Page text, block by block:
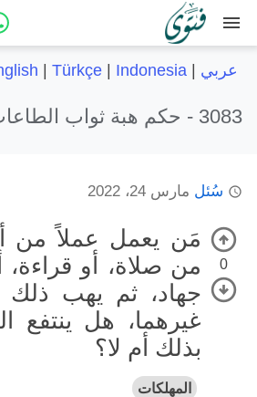
menu
عربي |
Türkçe| Indonesia
3083 - حكم هبة ثواب
سُئل مارس 24، 2022
0
مَن يعمل عملاً من
من صلاة، أو قراءة،
جهاد، ثم يهب ذلك
غيرهما، هل ينتفع
بذلك أم لا؟
المهلكات